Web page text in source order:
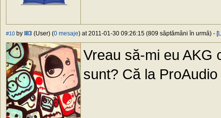
#10 by III3 (User) (0 mesaje) at 2011-01-30 09:26:15 (809 săptămâni în urmă) - [
Vreau să-mi eu AKG
sunt? Că la